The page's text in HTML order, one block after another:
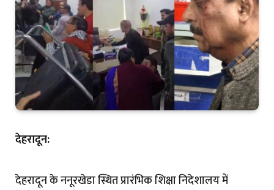
देहरादून:
देहरादून के ननूरखेडा स्थित प्रारंभिक शिक्षा निदेशालय में